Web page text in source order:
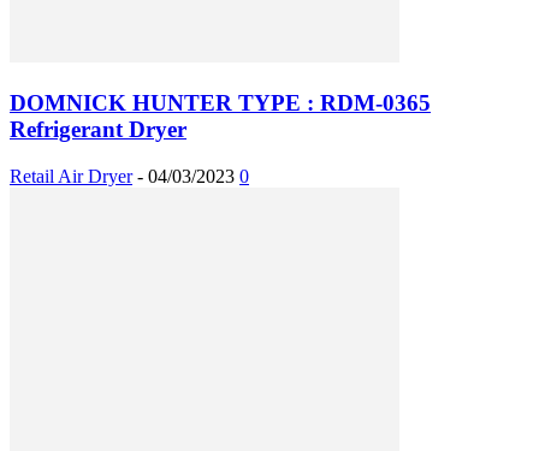
DOMNICK HUNTER TYPE : RDM-0365
Refrigerant Dryer
Retail Air Dryer - 04/03/2023 0